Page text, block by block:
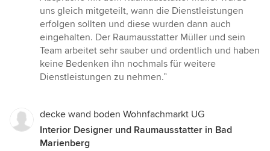
uns gleich mitgeteilt, wann die Dienstleistungen
erfolgen sollten und diese wurden dann auch
eingehalten. Der Raumausstatter Müller und sein
Team arbeitet sehr sauber und ordentlich und haben
keine Bedenken ihn nochmals für weitere
Dienstleistungen zu nehmen.”
decke wand boden Wohnfachmarkt UG
Interior Designer und Raumausstatter in Bad
Marienberg